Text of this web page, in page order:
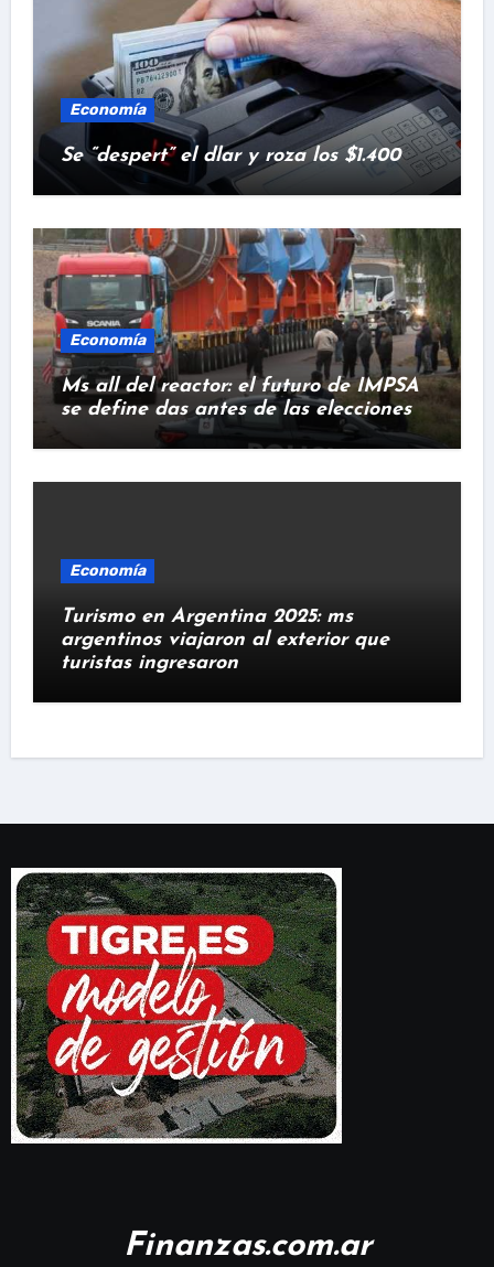
Economía
Se “despert” el dlar y roza los $1.400
Economía
Ms all del reactor: el futuro de IMPSA
se define das antes de las elecciones
Economía
Turismo en Argentina 2025: ms
argentinos viajaron al exterior que
turistas ingresaron
Finanzas.com.ar